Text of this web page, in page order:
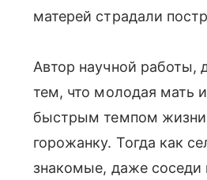
матерей страдали
Автор научной работы,
тем, что молодая мать
быстрым темпом
горожанку. Тогда как
знакомые, даже соседи